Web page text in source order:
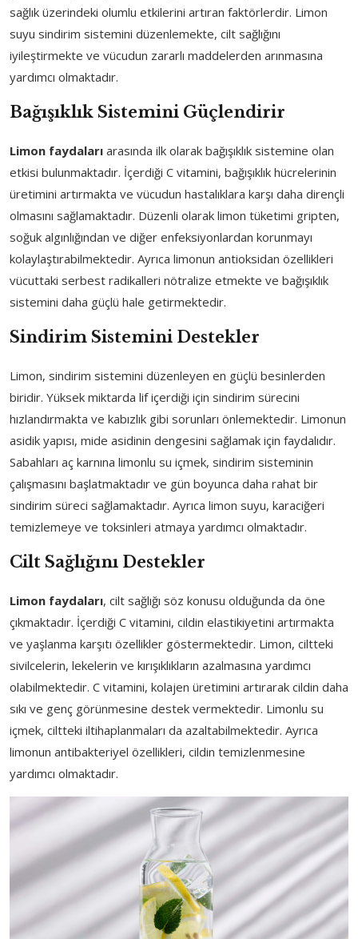
sağlık üzerindeki olumlu etkilerini artıran faktörlerdir. Limon
suyu sindirim sistemini düzenlemekte, cilt sağlığını
iyileştirmekte ve vücudun zararlı maddelerden arınmasına
yardımcı olmaktadır.
Bağışıklık Sistemini Güçlendirir
Limon faydaları arasında ilk olarak bağışıklık sistemine olan
etkisi bulunmaktadır. İçerdiği C vitamini, bağışıklık hücrelerinin
üretimini artırmakta ve vücudun hastalıklara karşı daha dirençli
olmasını sağlamaktadır. Düzenli olarak limon tüketimi gripten,
soğuk algınlığından ve diğer enfeksiyonlardan korunmayı
kolaylaştırabilmektedir. Ayrıca limonun antioksidan özellikleri
vücuttaki serbest radikalleri nötralize etmekte ve bağışıklık
sistemini daha güçlü hale getirmektedir.
Sindirim Sistemini Destekler
Limon, sindirim sistemini düzenleyen en güçlü besinlerden
biridir. Yüksek miktarda lif içerdiği için sindirim sürecini
hızlandırmakta ve kabızlık gibi sorunları önlemektedir. Limonun
asidik yapısı, mide asidinin dengesini sağlamak için faydalıdır.
Sabahları aç karnına limonlu su içmek, sindirim sisteminin
çalışmasını başlatmaktadır ve gün boyunca daha rahat bir
sindirim süreci sağlamaktadır. Ayrıca limon suyu, karaciğeri
temizlemeye ve toksinleri atmaya yardımcı olmaktadır.
Cilt Sağlığını Destekler
Limon faydaları, cilt sağlığı söz konusu olduğunda da öne
çıkmaktadır. İçerdiği C vitamini, cildin elastikiyetini artırmakta
ve yaşlanma karşıtı özellikler göstermektedir. Limon, ciltteki
sivilcelerin, lekelerin ve kırışıklıkların azalmasına yardımcı
olabilmektedir. C vitamini, kolajen üretimini artırarak cildin daha
sıkı ve genç görünmesine destek vermektedir. Limonlu su
içmek, ciltteki iltihaplanmaları da azaltabilmektedir. Ayrıca
limonun antibakteriyel özellikleri, cildin temizlenmesine
yardımcı olmaktadır.